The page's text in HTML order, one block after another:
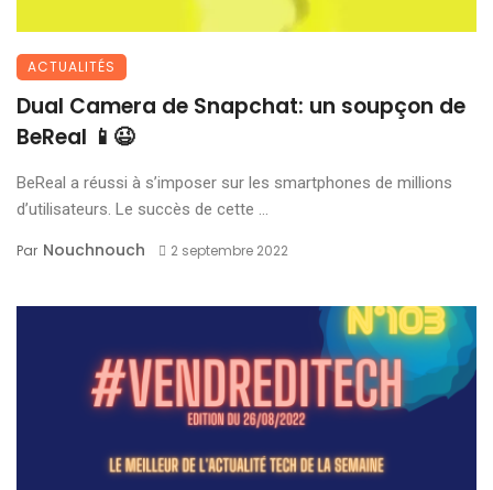
ACTUALITÉS
Dual Camera de Snapchat: un soupçon de
BeReal 📱😉
BeReal a réussi à s’imposer sur les smartphones de millions
d’utilisateurs. Le succès de cette ...
Par Nouchnouch 2 septembre 2022